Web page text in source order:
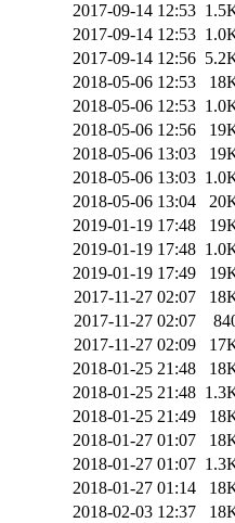
2017-09-14 12:53
2017-09-14 12:53
2017-09-14 12:56
2018-05-06 12:53
2018-05-06 12:53
2018-05-06 12:56
2018-05-06 13:03
2018-05-06 13:03
2018-05-06 13:04
2019-01-19 17:48
2019-01-19 17:48
2019-01-19 17:49
2017-11-27 02:07
2017-11-27 02:07
2017-11-27 02:09
2018-01-25 21:48
2018-01-25 21:48
2018-01-25 21:49
2018-01-27 01:07
2018-01-27 01:07
2018-01-27 01:14
2018-02-03 12:37